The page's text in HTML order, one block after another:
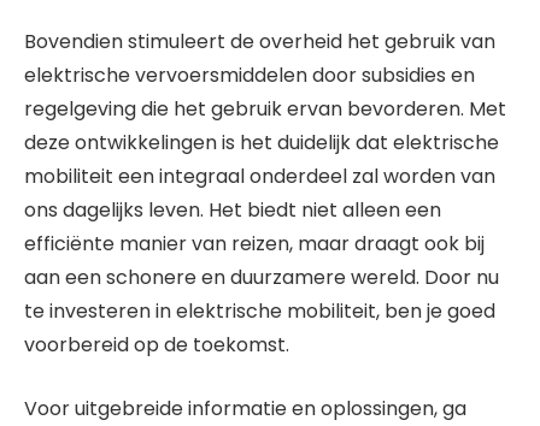
Bovendien stimuleert de overheid het gebruik van
elektrische vervoersmiddelen door subsidies en
regelgeving die het gebruik ervan bevorderen. Met
deze ontwikkelingen is het duidelijk dat elektrische
mobiliteit een integraal onderdeel zal worden van
ons dagelijks leven. Het biedt niet alleen een
efficiënte manier van reizen, maar draagt ook bij
aan een schonere en duurzamere wereld. Door nu
te investeren in elektrische mobiliteit, ben je goed
voorbereid op de toekomst.
Voor uitgebreide informatie en oplossingen, ga